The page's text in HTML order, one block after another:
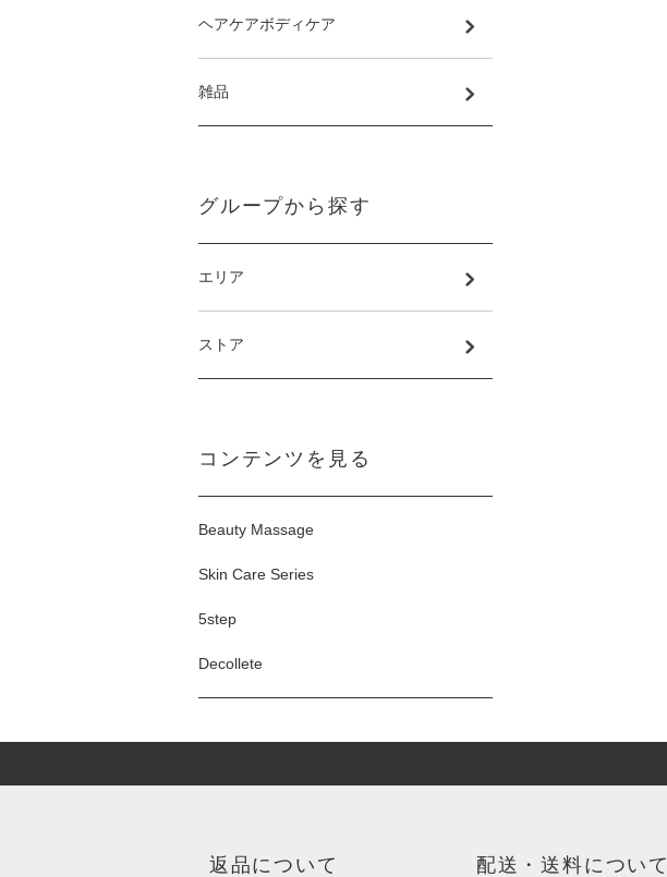
ヘアケアボディケア
雑品
グループから探す
エリア
ストア
コンテンツを見る
Beauty Massage
Skin Care Series
5step
Decollete
返品について 配送・送料について